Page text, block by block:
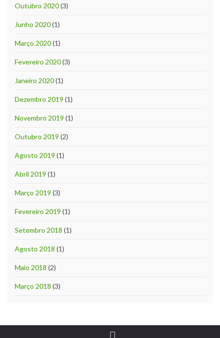
Outubro 2020(3)
Junho 2020(1)
Março 2020(1)
Fevereiro 2020(3)
Janeiro 2020(1)
Dezembro 2019 (1)
Novembro 2019 (1)
Outubro 2019 (2)
Agosto 2019 (1)
Abril 2019 (1)
Março 2019 (3)
Fevereiro 2019 (1)
Setembro 2018 (1)
Agosto 2018 (1)
Maio 2018 (2)
Março 2018 (3)